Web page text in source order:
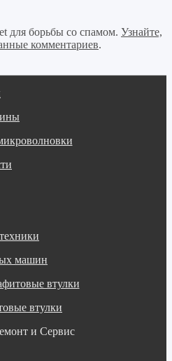
для борьбы со спамом. Узнайте,
комментариев.
машин
втулки
втулки
и Сервис